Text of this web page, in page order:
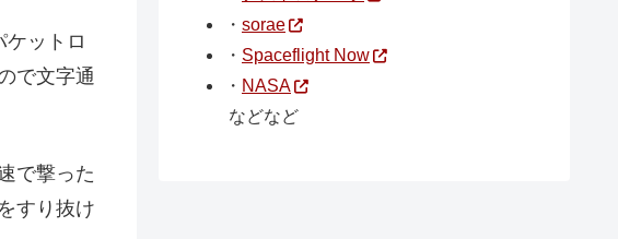
ットロ
で文字通
で撃った
すり抜け
・ sorae
・ Spaceflight Now
・ NASA
などなど